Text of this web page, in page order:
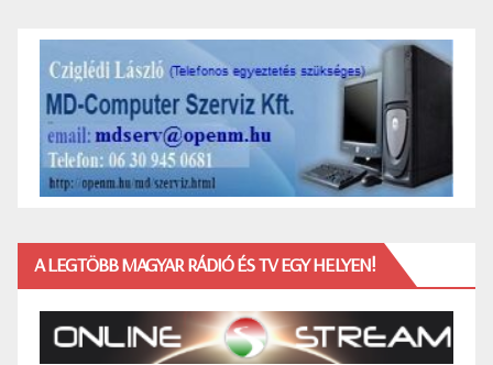
A LEGTÖBB MAGYAR RÁDIÓ ÉS TV EGY HELYEN!